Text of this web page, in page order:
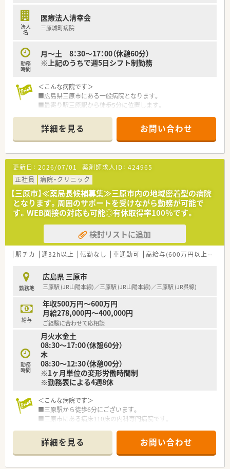
法人
名
医療法人清幸会
三原城町病院
勤務
時間
月～土 8：30～17：00（休憩60分）
※上記のうちで週5日シフト制勤務
＜こんな病院です＞
■広島県三原市にある一般病院となります。
■最寄り駅三原駅から徒歩5分に位置します。
す。（一般病床148床・療養病床40床）
■循環器内科、整形外科、血液内科、腎臓内科（人工透析）を中心
とした診療科全１５科を標榜する病院です。
■前年度１日平均の利用者数は一般病床86人・療養型病床20.7
人・外来患者数は141人
■前年度１日平均の在院日数は一般病床31.4日/週・療養型病床
47.4日/週となります。
＜こんな業務です＞
■薬局は薬剤師 常勤6名・テクニカルアシスタント1名が勤務し
ています。
■調剤・監査・持参薬チェック・病棟業務・委員会参加など、薬剤師
業務全般の業務となります。
■薬剤師を病棟配置されています。
■三原市にて明治44年に開業し、この地で100年以上地域医療に
貢献をされています。
■女性活躍を応援！病院内保育所が設置されています。
■育児休暇取得率100％・有給休暇消化率74％♪と全国平均を上
回っています。
■退職金（3年以上勤務者）完備されています。
■定年制は60歳・再雇用制度は65歳までとなります。
詳細を見る お問い合わせ
更新日： 2026/07/01 薬剤師求人ID： 424965
正社員
病院・クリニック
【三原市】≪薬局長候補募集≫三原市内の地域密着型の病院
となります。周囲のサポートを受けながら勤務が可能で
す。WEB面接の対応も可能◎有休取得率100％です。
検討リストに追加
駅チカ 週32h以上 転勤なし 車通勤可 高給与(600万円以上)
勤務地
広島県 三原市
三原駅 (JR山陽本線)／三原駅 (JR山陽本線)／三原駅 (JR呉線)
給与
年収500万円～600万円
月給278,000円～400,000円
ご経験に合わせて応相談
勤務
時間
月火水金土
08:30～17:00（休憩60分）
木
08:30〜12:30（休憩00分）
※1ヶ月単位の変形労働時間制
※勤務表による4週8休
＜こんな病院です＞
■三原駅から徒歩6分にございます。
■三原市にある病床110床の内科専門病院です。
■介護施設と連携しながら働くことが可能です。
■有給消化率は病院全体で98％・薬局内では100％と
ライフワークバランスが整っています。
詳細を見る お問い合わせ